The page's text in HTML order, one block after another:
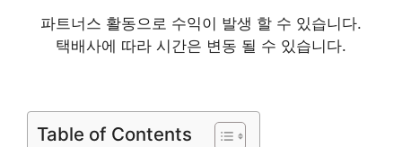
Pro PLDS03DM
필립스 소닉케어 3100 시리즈 음파 전동칫
파트너스 활동으로 수익이 발생 할 수 있습니다.
택배사에 따라 시간은 변동 될 수 있습니다.
Table of Contents